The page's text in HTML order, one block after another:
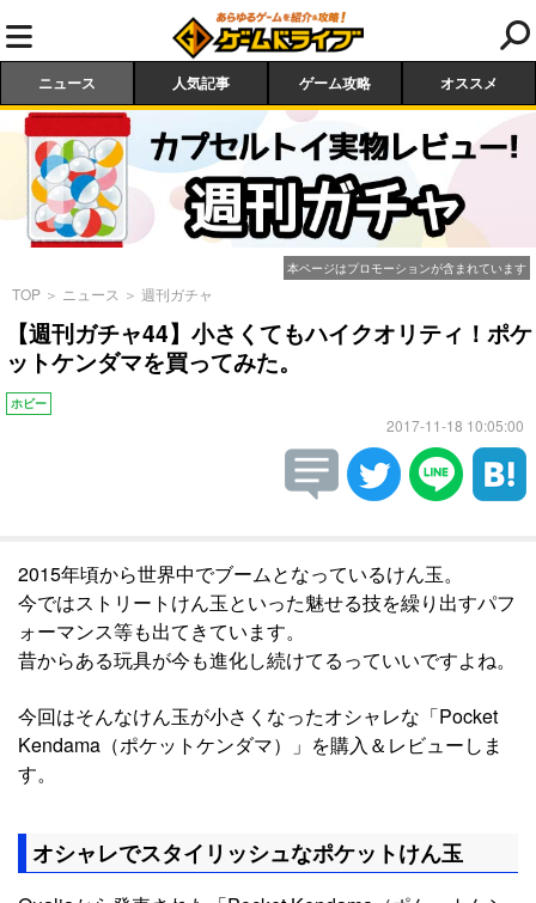
ニュース 人気記事 ゲーム攻略 オススメ
本ページはプロモーションが含まれています
TOP ＞ ニュース ＞ 週刊ガチャ
【週刊ガチャ44】小さくてもハイクオリティ！ポケ
ットケンダマを買ってみた。
ホビー
2017-11-18 10:05:00
2015年頃から世界中でブームとなっているけん玉。
今ではストリートけん玉といった魅せる技を繰り出すパフ
ォーマンス等も出てきています。
昔からある玩具が今も進化し続けてるっていいですよね。
今回はそんなけん玉が小さくなったオシャレな「Pocket
Kendama（ポケットケンダマ）」を購入＆レビューしま
す。
オシャレでスタイリッシュなポケットけん玉